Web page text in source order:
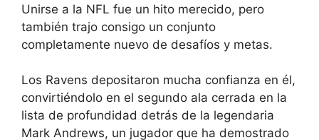
Unirse a la NFL fue un hito merecido, pero
también trajo consigo un conjunto
completamente nuevo de desafíos y metas.
Los Ravens depositaron mucha confianza en él,
convirtiéndolo en el segundo ala cerrada en la
lista de profundidad detrás de la legendaria
Mark Andrews, un jugador que ha demostrado